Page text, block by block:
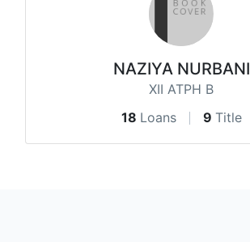
NAZIYA NURBANI
XII ATPH B
18 Loans 9 Title